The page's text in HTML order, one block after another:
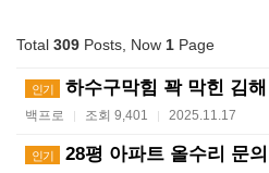
Total 309 Posts, Now 1 Page
인기 하수구막힘 꽉 막힌 김해 하
백프로 | 조회 9,401 | 2025.11.17
인기 28평 아파트 올수리 문